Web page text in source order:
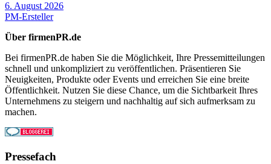
6. August 2026
PM-Ersteller
Über firmenPR.de
Bei firmenPR.de haben Sie die Möglichkeit, Ihre Pressemitteilungen
schnell und unkompliziert zu veröffentlichen. Präsentieren Sie
Neuigkeiten, Produkte oder Events und erreichen Sie eine breite
Öffentlichkeit. Nutzen Sie diese Chance, um die Sichtbarkeit Ihres
Unternehmens zu steigern und nachhaltig auf sich aufmerksam zu
machen.
Pressefach